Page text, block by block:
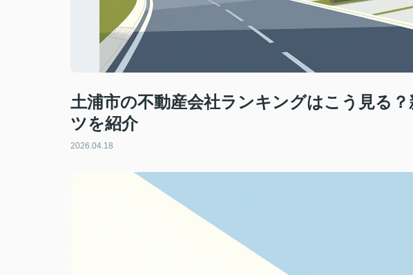
土浦市の不動産会社ランキングはこう見る
ツを紹介
2026.04.18